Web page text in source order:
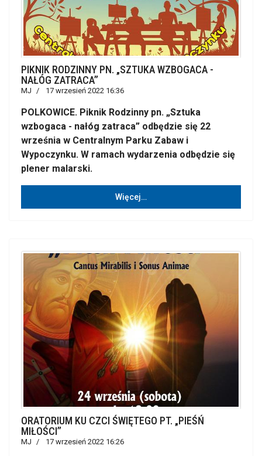
PIKNIK RODZINNY PN. „SZTUKA WZBOGACA -
NAŁÓG ZATRACA”
MJ 17 wrzesień 2022 16:36
POLKOWICE. Piknik Rodzinny pn. „Sztuka
wzbogaca - nałóg zatraca” odbędzie się 22
września w Centralnym Parku Zabaw i
Wypoczynku. W ramach wydarzenia odbędzie się
plener malarski.
Więcej…
ORATORIUM KU CZCI ŚWIĘTEGO PT. „PIEŚŃ
MIŁOŚCI”
MJ 17 wrzesień 2022 16:26